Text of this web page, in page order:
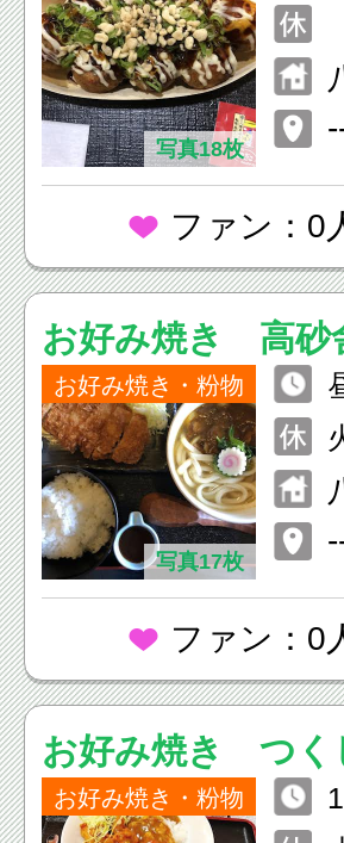
写真18枚
ファン：0
お好み焼き 高砂
お好み焼き・粉物
写真17枚
ファン：0
お好み焼き つく
お好み焼き・粉物